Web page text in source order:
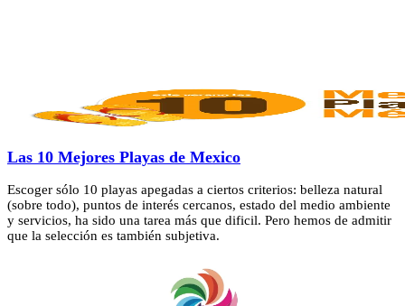
Las 10 Mejores Playas de Mexico
Escoger sólo 10 playas apegadas a ciertos criterios: belleza natural
(sobre todo), puntos de interés cercanos, estado del medio ambiente
y servicios, ha sido una tarea más que dificil. Pero hemos de admitir
que la selección es también subjetiva.